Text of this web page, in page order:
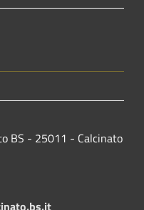
BS - 25011 - Calcinato